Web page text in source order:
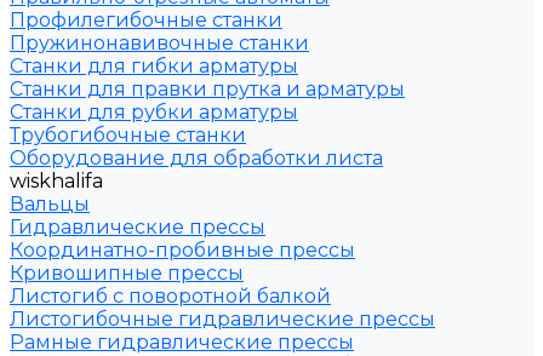
Профилегибочные станки
Пружинонавивочные станки
Станки для гибки арматуры
Станки для правки прутка и арматуры
Станки для рубки арматуры
Трубогибочные станки
Оборудование для обработки листа
wiskhalifa
Вальцы
Гидравлические прессы
Координатно-пробивные прессы
Кривошипные прессы
Листогиб с поворотной балкой
Листогибочные гидравлические прессы
Рамные гидравлические прессы